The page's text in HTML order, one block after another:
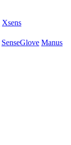
Xsens
SenseGlove Manus